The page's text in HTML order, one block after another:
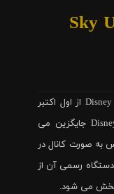
کانال های Disney و Disney XD و Disney Junior از اول اکتبر
بسته می شوند. کانال ها با سرویس + Disney جایگزین می
صورت کانال در
رسمی آن از
پخش می شود.